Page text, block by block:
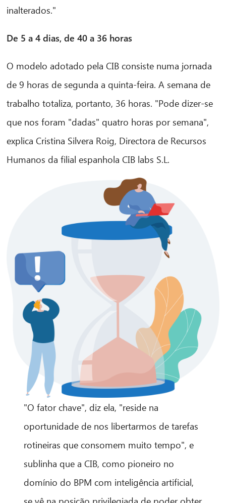
inalterados."
De 5 a 4 dias, de 40 a 36 horas
O modelo adotado pela CIB consiste numa jornada
de 9 horas de segunda a quinta-feira. A semana de
trabalho totaliza, portanto, 36 horas. "Pode dizer-se
que nos foram "dadas" quatro horas por semana",
explica Cristina Silvera Roig, Directora de Recursos
Humanos da filial espanhola CIB labs S.L.
"O fator chave", diz ela, "reside na
oportunidade de nos libertarmos de tarefas
rotineiras que consomem muito tempo", e
sublinha que a CIB, como pioneiro no
domínio do BPM com inteligência artificial,